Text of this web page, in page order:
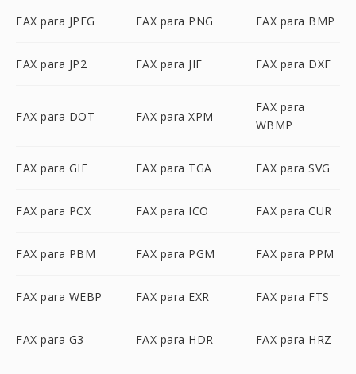
FAX para JPEG FAX para PNG FAX para BMP
FAX para JP2 FAX para JIF FAX para DXF
FAX para DOT FAX para XPM
FAX para
WBMP
FAX para GIF FAX para TGA FAX para SVG
FAX para PCX FAX para ICO FAX para CUR
FAX para PBM FAX para PGM FAX para PPM
FAX para WEBP FAX para EXR FAX para FTS
FAX para G3 FAX para HDR FAX para HRZ